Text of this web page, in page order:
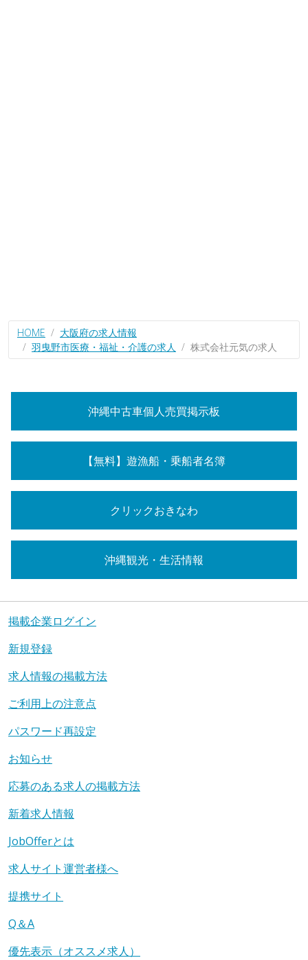
HOME
大阪府の求人情報
羽曳野市医療・福祉・介護の求人
株式会社元気の求人
沖縄中古車個人売買掲示板
【無料】遊漁船・乗船者名簿
クリックおきなわ
沖縄観光・生活情報
掲載企業ログイン
新規登録
求人情報の掲載方法
ご利用上の注意点
パスワード再設定
お知らせ
応募のある求人の掲載方法
新着求人情報
JobOfferとは
求人サイト運営者様へ
提携サイト
Q＆A
優先表示（オススメ求人）